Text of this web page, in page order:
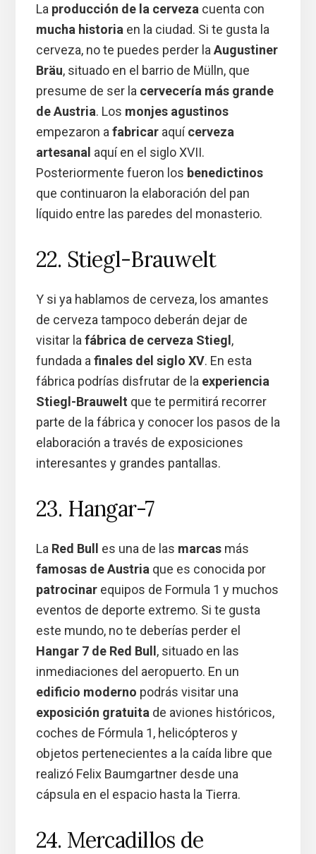
La producción de la cervezacuenta con
mucha historiaen la ciudad. Si te gusta la
cerveza, no te puedes perder laAugustiner
Bräu, situado en el barrio de Mülln, que
presume de ser la cervecería más grande
de Austria. Los monjes agustinos
empezaron afabricaraquícerveza
artesanal aquí en el siglo XVII.
Posteriormente fueron los benedictinos
que continuaron la elaboración del pan
líquido entre las paredes del monasterio.
22. Stiegl-Brauwelt
Y si ya hablamos de cerveza, los amantes
de cerveza tampoco deberán dejar de
visitar lafábrica de cerveza Stiegl ,
fundada afinales del siglo XV. En esta
fábrica podrías disfrutar de la experiencia
Stiegl-Brauwelt que te permitirá recorrer
parte de la fábrica y conocer los pasos de la
elaboración a través de exposiciones
interesantes y grandes pantallas.
23. Hangar-7
La Red Bull es una de las marcasmás
famosas de Austriaque es conocida por
patrocinarequipos de Formula 1 y muchos
eventos de deporte extremo. Si te gusta
este mundo, no te deberías perder el
Hangar 7 de Red Bull , situado en las
inmediaciones del aeropuerto. En un
edificio moderno podrás visitar una
exposición gratuitade aviones históricos,
coches de Fórmula 1, helicópteros y
objetos pertenecientes a la caída libre que
realizó Felix Baumgartner desde una
cápsula en el espacio hasta la Tierra.
24. Mercadillos de